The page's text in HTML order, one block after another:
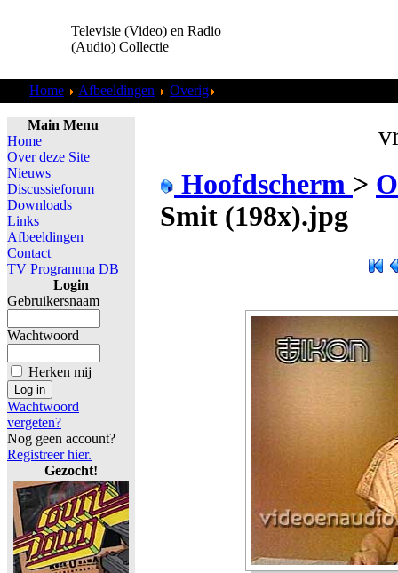
Televisie (Video) en Radio
(Audio) Collectie
Home Afbeeldingen Overig
Main Menu
Home
Over deze Site
Nieuws
Discussieforum
Downloads
Links
Afbeeldingen
Contact
TV Programma DB
Login
Gebruikersnaam
Wachtwoord
Herken mij
Wachtwoord
vergeten?
Nog geen account?
Registreer hier.
Gezocht!
Hoofdscherm >
Smit (198x).jpg